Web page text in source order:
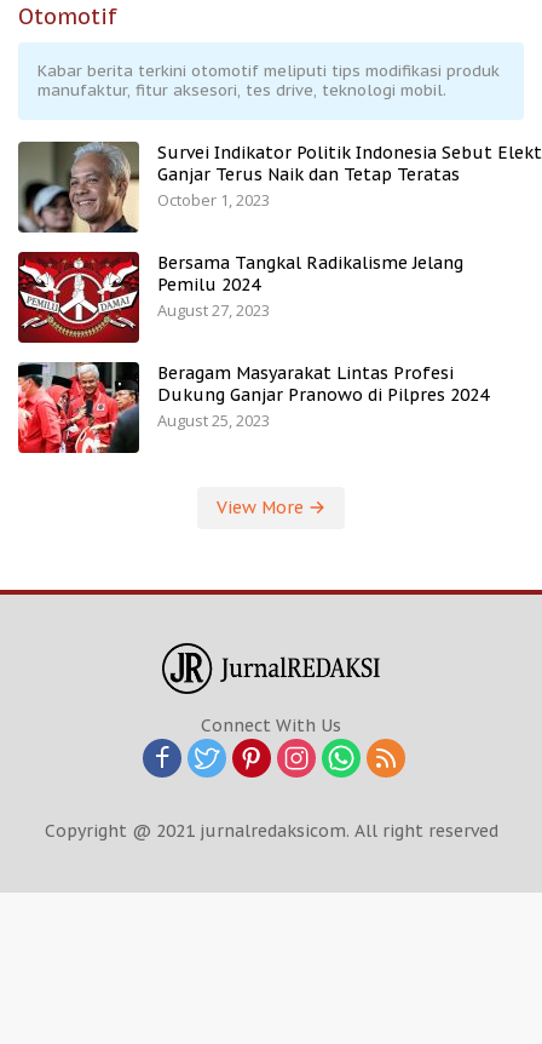
Otomotif
Kabar berita terkini otomotif meliputi tips modifikasi produk
manufaktur, fitur aksesori, tes drive, teknologi mobil.
Survei Indikator Politik Indonesia Sebut
Ganjar Terus Naik dan Tetap Teratas
October 1, 2023
Bersama Tangkal Radikalisme Jelang
Pemilu 2024
August 27, 2023
Beragam Masyarakat Lintas Profesi
Dukung Ganjar Pranowo di Pilpres 2024
August 25, 2023
View More
Connect With Us
Copyright @ 2021 jurnalredaksicom. All right reserved